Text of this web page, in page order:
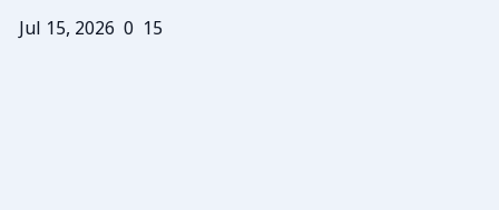
Jul 15, 2026 0 15